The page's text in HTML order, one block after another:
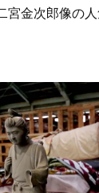
宮金次郎像の